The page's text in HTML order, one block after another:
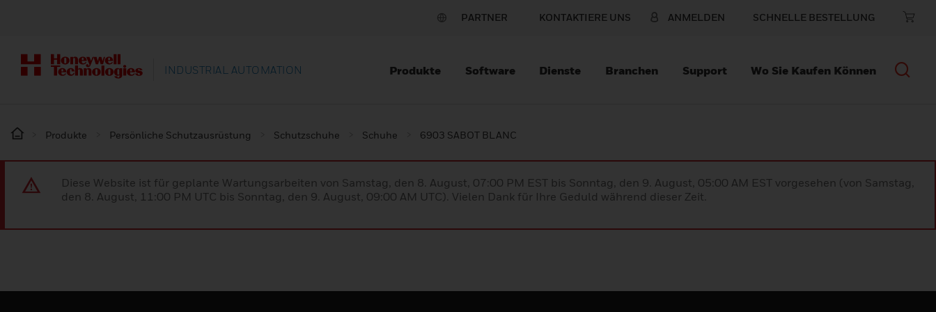
PARTNER KONTAKTIERE UNS ANMELDEN SCHNELLE BESTELLUNG
INDUSTRIAL AUTOMATION Produkte Software Dienste Branchen Support Wo Sie Kaufen Können
Produkte Persönliche Schutzausrüstung Schutzschuhe Schuhe 6903 SABOT BLANC
Diese Website ist für geplante Wartungsarbeiten von Samstag, den 8. August, 07:00 PM EST bis Sonntag, den 9. August, 05:00 AM EST vorgesehen (von Samstag,
den 8. August, 11:00 PM UTC bis Sonntag, den 9. August, 09:00 AM UTC). Vielen Dank für Ihre Geduld während dieser Zeit.